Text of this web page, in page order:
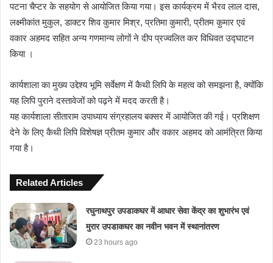
पटना चैप्टर के सहयोग से आयोजित किया गया। इस कार्यक्रम में भैरव लाल दास,
लक्ष्मीकांत मुकुल, डाक्टर शिव कुमार मिश्र, प्रतिमा कुमारी, प्रीतम कुमार एवं
वकार अहमद सहित अन्य गणमान्य लोगों ने दीप प्रज्वलित कर विधिवत उद्घाटन
किया ।
कार्यशाला का मुख्य उद्देश्य भूमि सर्वेक्षण में कैथी लिपि के महत्व को समझना है, क्योंकि
यह लिपि पुराने दस्तावेजों को पढ़ने में मदद करती है।
यह कार्यशाला सीताराम उपाध्याय संग्रहालय बक्सर में आयोजित की गई। प्रशिक्षण
देने के लिए कैथी लिपि विशेषज्ञ प्रीतम कुमार और वकार अहमद को आमंत्रित किया
गया है।
Related Articles
रघुनाथपुर उपडाकघर में आधार सेवा केंद्र का शुभारंभ एवं
मुरार उपडाकघर का नवीन भवन में स्थानांतरण
23 hours ago